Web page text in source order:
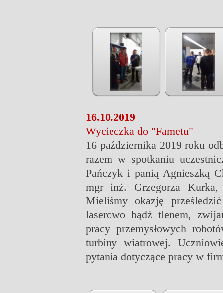
16.10.2019
Wycieczka do "Fametu"
16 października 2019 roku
razem w spotkaniu
Pańczyk i panią Agnieszką
mgr inż. Grzegorza Kurka,
Mieliśmy okazję
laserowo bądź tlenem,
pracy przemysłowych
turbiny wiatrowej.
pytania dotyczące pracy w